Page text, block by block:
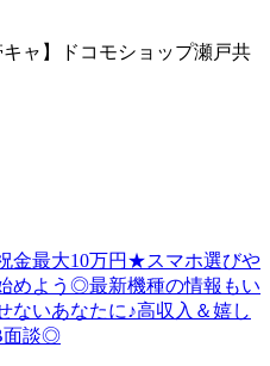
ャ】ドコモショップ瀬戸共
金最大10万円★スマホ選びや
めよう◎最新機種の情報もい
いあなたに♪高収入＆嬉し
面談◎